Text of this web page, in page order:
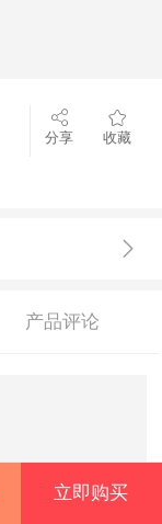
分享 收藏
产品评论
立即购买